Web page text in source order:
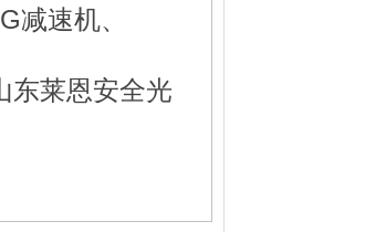
减速机、
东莱恩安全光